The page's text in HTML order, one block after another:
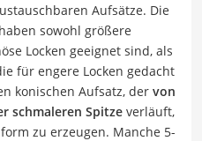
Aufsätze. Die
sowohl größere
Locken geeignet sind, als
für engere Locken gedacht
konischen Aufsatz, der von
schmaleren Spitze verläuft,
zu erzeugen. Manche 5-